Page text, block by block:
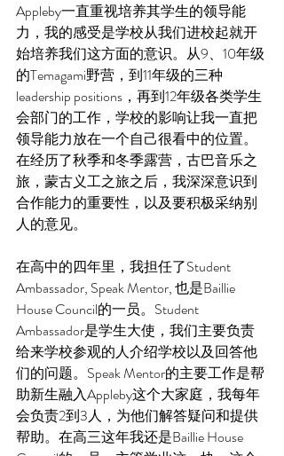
Appleby一直重视培养其学生的领导能
力，我的感受是学校从我们进校起就开
始培养我们这方面的意识。从9、10年级
的Temagami野营，到11年级的三种
leadership positions，再到12年级各类学生
会部门的工作，学校的影响让我一直把
领导能力放在一个自己很看中的位置。
在经历了秋季和冬季露营，古巴音乐之
旅，蒙古义工之旅之后，我深深意识到
合作能力的重要性，以及要积极采纳别
人的意见。
在高中的四年里，我担任了Student
Ambassador, Speak Mentor, 也是Baillie
House Council的一员。Student
Ambassador是学生大使，我们主要负责
给来学校参观的人介绍学校以及回答他
们的问题。Speak Mentor的主要工作是帮
助新生融入Appleby这个大家庭，我每年
会负责2到3人，为他们解答疑问和提供
帮助。在高三这年我还是Baillie House